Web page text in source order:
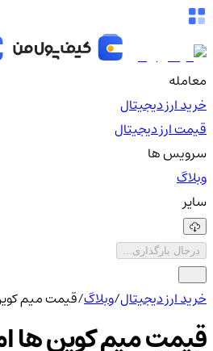
معامله
خرید ارز دیجیتال
قیمت ارز دیجیتال
سرویس ها
وبلاگ
سایر
درحال بارگذاری...
خرید ارز دیجیتال/وبلاگ/قیمت میم کوین ها